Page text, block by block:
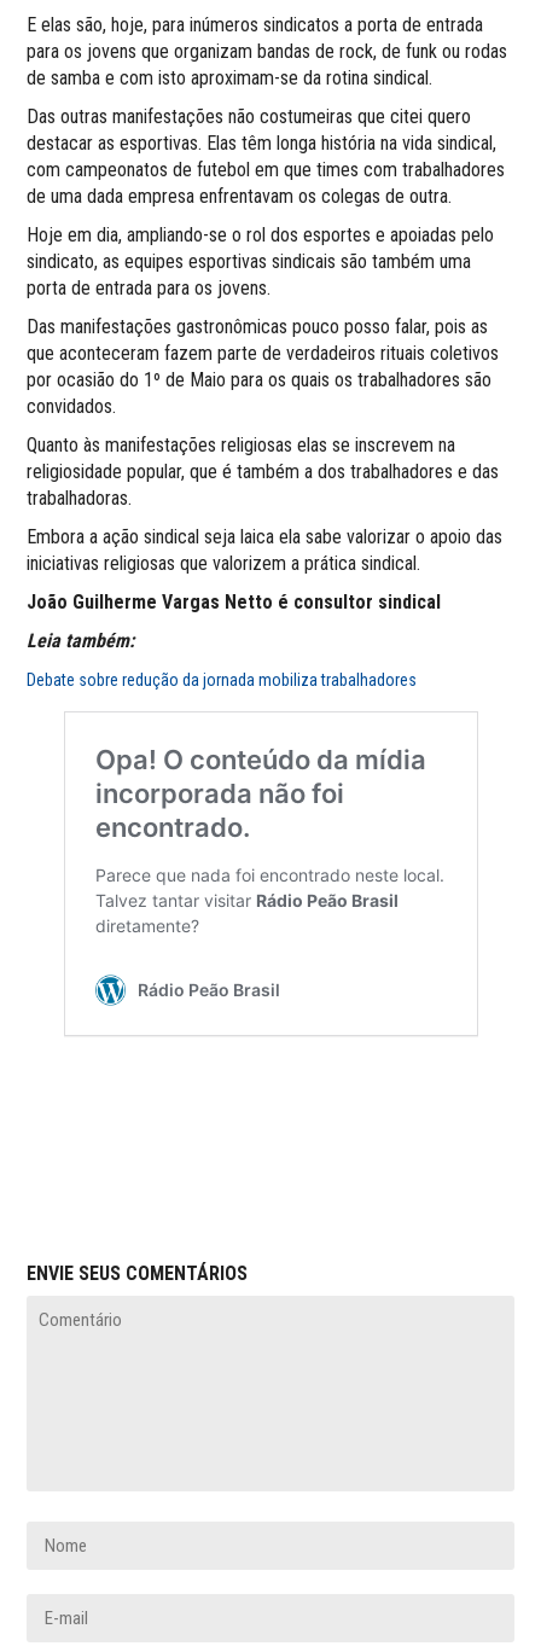
E elas são, hoje, para inúmeros sindicatos a porta de entrada
para os jovens que organizam bandas de rock, de funk ou rodas
de samba e com isto aproximam-se da rotina sindical.
Das outras manifestações não costumeiras que citei quero
destacar as esportivas. Elas têm longa história na vida sindical,
com campeonatos de futebol em que times com trabalhadores
de uma dada empresa enfrentavam os colegas de outra.
Hoje em dia, ampliando-se o rol dos esportes e apoiadas pelo
sindicato, as equipes esportivas sindicais são também uma
porta de entrada para os jovens.
Das manifestações gastronômicas pouco posso falar, pois as
que aconteceram fazem parte de verdadeiros rituais coletivos
por ocasião do 1º de Maio para os quais os trabalhadores são
convidados.
Quanto às manifestações religiosas elas se inscrevem na
religiosidade popular, que é também a dos trabalhadores e das
trabalhadoras.
Embora a ação sindical seja laica ela sabe valorizar o apoio das
iniciativas religiosas que valorizem a prática sindical.
João Guilherme Vargas Netto é consultor sindical
Leia também:
Debate sobre redução da jornada mobiliza trabalhadores
ENVIE SEUS COMENTÁRIOS